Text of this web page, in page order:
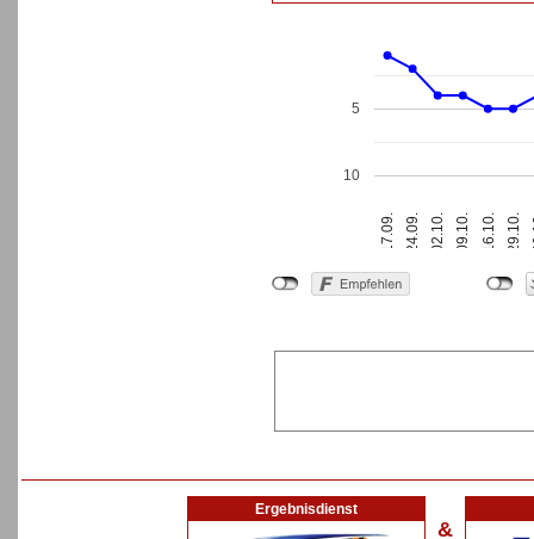
17.09. 24.09. 02.10. 09.10. 16.10. 29.10.
5
10
Ergebnisdienst
&